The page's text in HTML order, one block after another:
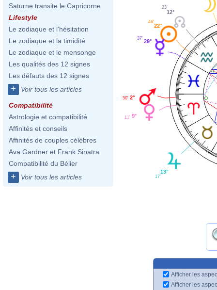
Saturne transite le Capricorne
Lifestyle
Le zodiaque et l'hésitation
Le zodiaque et la timidité
Le zodiaque et le mensonge
Les qualités des 12 signes
Les défauts des 12 signes
+ Voir tous les articles
Compatibilité
Astrologie et compatibilité
Affinités et conseils
Affinités de couples célèbres
Ava Gardner et Frank Sinatra
Compatibilité du Bélier
+ Voir tous les articles
12°
23'
22°
46'
29°
37'
2°
50'
9°
11'
13°
17'
Afficher les
Afficher les